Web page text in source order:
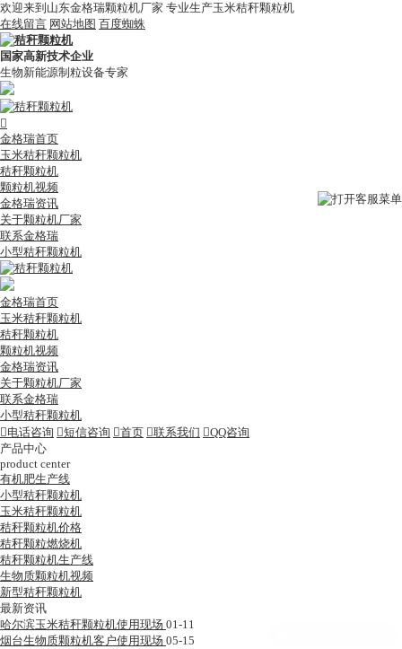
欢迎来到山东金格瑞颗粒机厂家 专业生产玉米秸秆颗粒机
在线留言 网站地图 百度蜘蛛
国家高新技术企业
生物新能源制粒设备专家

金格瑞首页
玉米秸秆颗粒机
秸秆颗粒机
颗粒机视频
金格瑞资讯
关于颗粒机厂家
联系金格瑞
小型秸秆颗粒机
金格瑞首页
玉米秸秆颗粒机
秸秆颗粒机
颗粒机视频
金格瑞资讯
关于颗粒机厂家
联系金格瑞
小型秸秆颗粒机
 电话咨询 短信咨询 首页 联系我们 QQ咨询
产品中心
product center
有机肥生产线
小型秸秆颗粒机
玉米秸秆颗粒机
秸秆颗粒机价格
秸秆颗粒燃烧机
秸秆颗粒机生产线
生物质颗粒机视频
新型秸秆颗粒机
最新资讯
哈尔滨玉米秸秆颗粒机使用现场 01-11
烟台生物质颗粒机客户使用现场 05-15